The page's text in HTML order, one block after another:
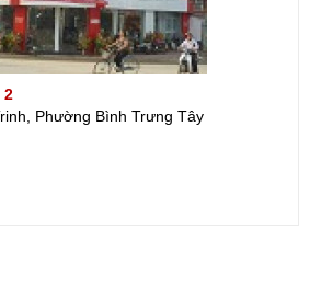
2
Phường Bình Trưng Tây